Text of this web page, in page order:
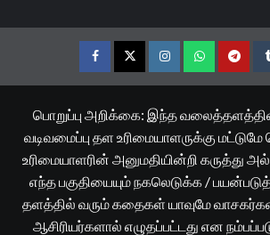
FacebookTwitterInstagramWhatsapp
பொறுப்பு அறிக்கை: இந்த
வடிவமைப்பு தள உரிமையாளருக்கு
உரிமையாளரின் அனுமதியின்றி கருத்து
எந்த பகுதியையும் நகலெடுக்க /
தளத்தில் வரும் கதைகள் யாவுமே
ஆசிரியர்களால் எழுதப்பட்டது என